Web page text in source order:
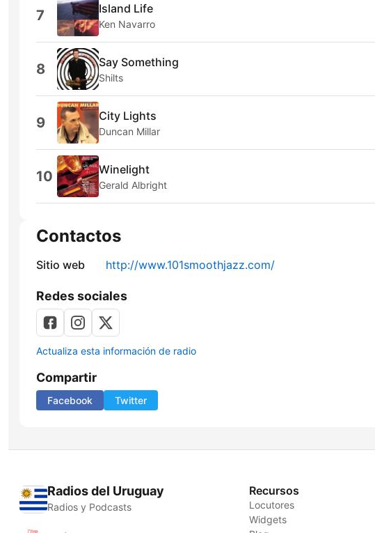
7 Island Life
Ken Navarro
8 Say Something
Shilts
9 City Lights
Duncan Millar
10 Winelight
Gerald Albright
Contactos
Sitio web http://www.101smoothjazz.com/
Redes sociales
Actualiza esta información de radio
Compartir
Facebook Twitter
Radios del Uruguay
Radios y Podcasts
Recursos
Locutores
Widgets